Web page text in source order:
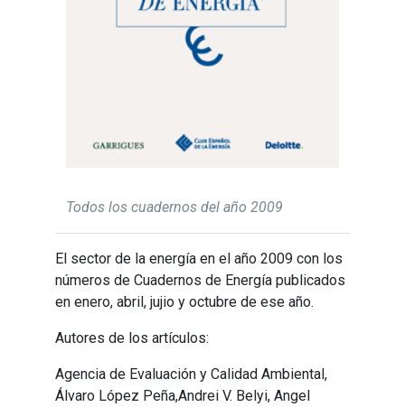
Todos los cuadernos del año 2009
El sector de la energía en el año 2009 con los
números de Cuadernos de Energía publicados
en enero, abril, jujio y octubre de ese año.
Autores de los artículos:
Agencia de Evaluación y Calidad Ambiental,
Álvaro López Peña,Andrei V. Belyi, Angel